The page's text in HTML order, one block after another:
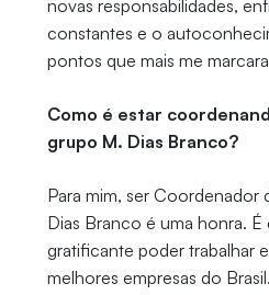
novas responsabilidades,
constantes e o
pontos que mais me
Como é estar
grupo M. Dias Branco?
Para mim, ser Coordenador
Dias Branco é uma honra. É
gratificante poder trabalhar
melhores empresas do Brasil.